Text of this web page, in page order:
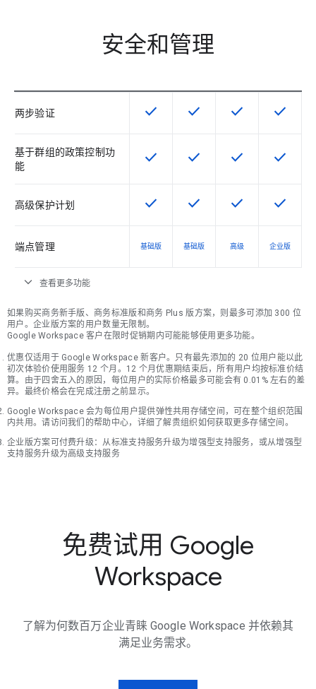
安全和管理
两步验证 该 SKU 提供此功能
check 该 SKU 提供此功能
check 该 SKU 提供此功
check 该 SKU
check
基于群组的政策控制功
能
该 SKU 提供此功能
check 该 SKU 提供此功能
check 该 SKU 提供此功
check 该 SKU
check
高级保护计划 该 SKU 提供此功能
check 该 SKU 提供此功能
check 该 SKU 提供此功
check 该 SKU
check
端点管理 基础版 基础版 高级 企业版
expand_more 查看更多功能
如果购买商务新手版、商务标准版和商务 Plus 版方案，则最多可添加 300 位
用户。企业版方案的用户数量无限制。
Google Workspace 客户在限时促销期内可能能够使用更多功能。
优惠仅适用于 Google Workspace 新客户。只有最先添加的 20 位用户能以此
初次体验价使用服务 12 个月。12 个月优惠期结束后，所有用户均按标准价结
算。由于四舍五入的原因，每位用户的实际价格最多可能会有 0.01% 左右的差
异。最终价格会在完成注册之前显示。
Google Workspace 会为每位用户提供弹性共用存储空间，可在整个组织范围
内共用。请访问我们的帮助中心，详细了解贵组织如何获取更多存储空间。
企业版方案可付费升级：从标准支持服务升级为增强型支持服务，或从增强型
支持服务升级为高级支持服务
免费试用 Google
Workspace
了解为何数百万企业青睐 Google Workspace 并依赖其
满足业务需求。